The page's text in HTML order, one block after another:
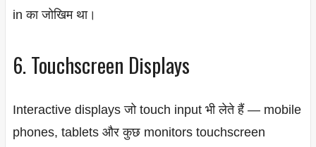
in का जोखिम था।
6. Touchscreen Displays
Interactive displays जो touch input भी लेते हैं — mobile
phones, tablets और कुछ monitors touchscreen